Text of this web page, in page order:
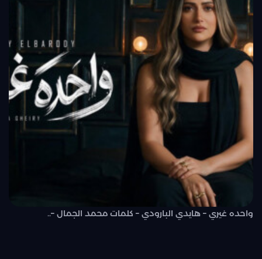
واحده غيري – هايدي البارودي – كلمات محمد الجمال –..